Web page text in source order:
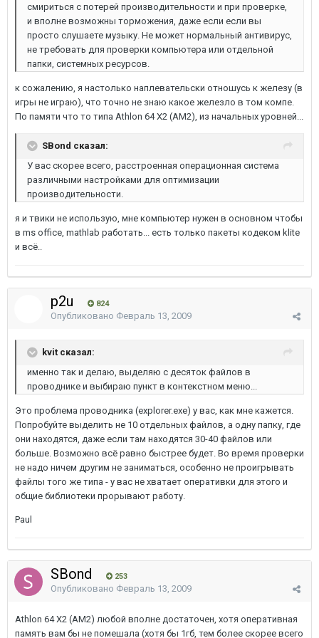
смириться с потерей производительности и при проверке,
и вполне возможны торможения, даже если если вы
просто слушаете музыку. Не может нормальный антивирус,
не требовать для проверки компьютера или отдельной
папки, системных ресурсов.
к сожалению, я настолько наплевательски отношусь к железу (в
игры не играю), что точно не знаю какое железло в том компе.
По памяти что то типа Athlon 64 X2 (AM2), из начальных уровней...
SBond сказал:
У вас скорее всего, расстроенная операционная система
различными настройками для оптимизации
производительности.
я и твики не использую, мне компьютер нужен в основном чтобы
в ms office, mathlab работать... есть только пакеты кодеком klite
и всё..
p2u 824
Опубликовано Февраль 13, 2009
kvit сказал:
именно так и делаю, выделяю с десяток файлов в
проводнике и выбираю пункт в контекстном меню...
Это проблема проводника (explorer.exe) у вас, как мне кажется.
Попробуйте выделить не 10 отдельных файлов, а одну папку, где
они находятся, даже если там находятся 30-40 файлов или
больше. Возможно всё равно быстрее будет. Во время проверки
не надо ничем другим не заниматься, особенно не проигрывать
файлы того же типа - у вас не хватает оперативки для этого и
общие библиотеки прорывают работу.
Paul
SBond 253
Опубликовано Февраль 13, 2009
Athlon 64 X2 (AM2) любой вполне достаточен, хотя оперативная
память вам бы не помешала (хотя бы 1гб, тем более скорее всего